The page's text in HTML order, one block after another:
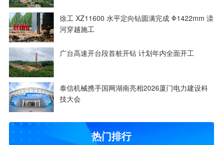
徐工 XZ11600 水平定向钻圆满完成 Φ1422mm 滦
河穿越施工
广台高速开台段首桩开钻 计划年内全面开工
泰信机械携手国网湖南亮相2026厦门电力建设科
技大会
热门排行